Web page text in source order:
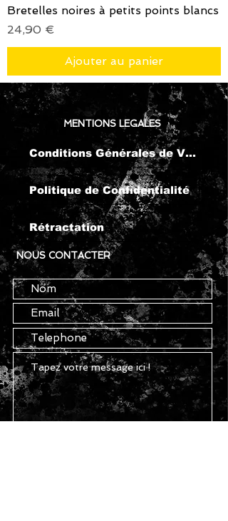
Bretelles noires à petits points blancs
Prix
24,90 €
Ajouter au panier
MENTIONS LEGALES
Conditions Générales de Vente
Politique de Confidentialité
Rétractation
NOUS CONTACTER